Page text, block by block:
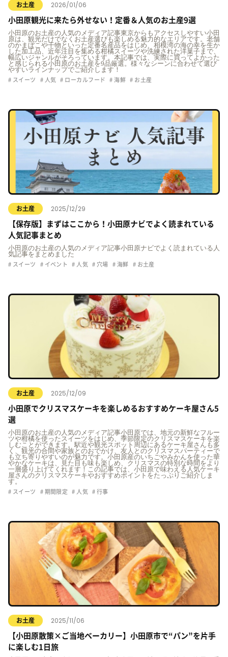
お土産 2026/01/06
小田原観光に来たら外せない！定番＆人気のお土産9選
小田原のお土産の人気のメディア記事東京からもアクセスしやすい小田
原は、観光だけでなくお土産選びも楽しめる魅力的なエリアです。老舗
のかまぼこや干物といった定番名産品をはじめ、相模湾の海の幸を生か
した加工品、近年注目を集める柑橘スイーツや洗練された洋菓子まで、
幅広いジャンルがそろっています。本記事では、実際に買ってよかった
と感じられる小田原のお土産を9品厳選。様々なシーンに合わせて選び
やすいラインナップでご紹介します！
スイーツ 人気 ローカルフード 海鮮 お土産
お土産 2025/12/29
【保存版】まずはここから！小田原ナビでよく読まれている
人気記事まとめ
小田原のお土産の人気のメディア記事小田原ナビでよく読まれている人
気記事をまとめました
スイーツ イベント 人気 穴場 海鮮 お土産
お土産 2025/12/09
小田原でクリスマスケーキを楽しめるおすすめケーキ屋さん5
選
小田原のお土産の人気のメディア記事小田原では、地元の新鮮なフルー
ツや柑橘を使ったスイーツをはじめ、季節限定のクリスマスケーキを楽
しむことができます。駅近や観光スポット周辺にあるケーキ屋さんも多
く、観光の合間や家族とのおでかけ、友人とのクリスマスパーティーで
も立ち寄りやすいのが魅力です。小田原産のいちごやみかんを使った華
やかなケーキは、見た目も味も楽しめ、クリスマスの特別な時間をより
一層盛り上げてくれます！この記事では、小田原で味わえる人気ケーキ
屋さんのクリスマスケーキやおすすめポイントをたっぷりご紹介しま
す。
スイーツ 期間限定 人気 行事
お土産 2025/11/06
【小田原散策×ご当地ベーカリー】小田原市で“パン”を片手
に楽しむ1日旅